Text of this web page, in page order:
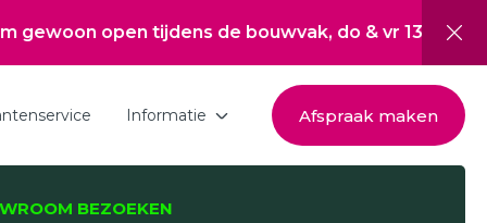
tijdens de bouwvak, do & vr 13:00 tot 17:00, za
Informatie Afspraak maken
BEZOEKEN